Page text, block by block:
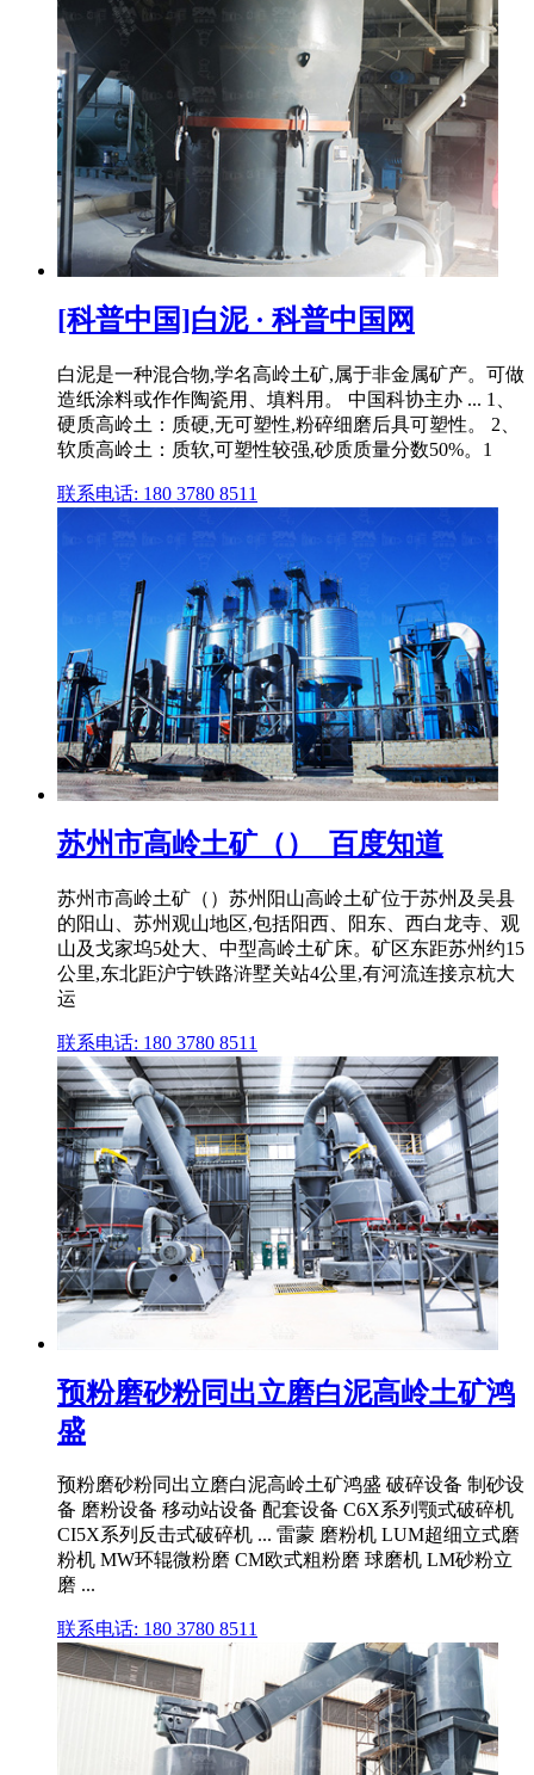
[科普中国]白泥 · 科普中国网
白泥是一种混合物,学名高岭土矿,属于非金属矿产。可做
造纸涂料或作作陶瓷用、填料用。 中国科协主办 ... 1、
硬质高岭土：质硬,无可塑性,粉碎细磨后具可塑性。 2、
软质高岭土：质软,可塑性较强,砂质质量分数50%。1
联系电话: 180 3780 8511
苏州市高岭土矿（）_百度知道
苏州市高岭土矿（）苏州阳山高岭土矿位于苏州及吴县
的阳山、苏州观山地区,包括阳西、阳东、西白龙寺、观
山及戈家坞5处大、中型高岭土矿床。矿区东距苏州约15
公里,东北距沪宁铁路浒墅关站4公里,有河流连接京杭大
运
联系电话: 180 3780 8511
预粉磨砂粉同出立磨白泥高岭土矿鸿
盛
预粉磨砂粉同出立磨白泥高岭土矿鸿盛 破碎设备 制砂设
备 磨粉设备 移动站设备 配套设备 C6X系列颚式破碎机
CI5X系列反击式破碎机 ... 雷蒙 磨粉机 LUM超细立式磨
粉机 MW环辊微粉磨 CM欧式粗粉磨 球磨机 LM砂粉立
磨 ...
联系电话: 180 3780 8511